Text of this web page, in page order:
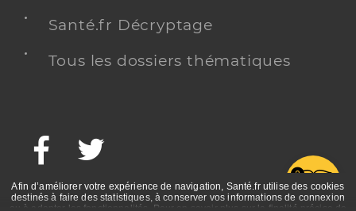
Santé.fr Décryptage
Tous les dossiers thématiques
Facebook
Afin d’améliorer votre expérience de navigation, Santé.fr utilise des cookies
destinés à faire des statistiques, à conserver vos informations de connexion
ou à adapter les fonctionnalités. Pour en savoir plus sur la finalité précise de